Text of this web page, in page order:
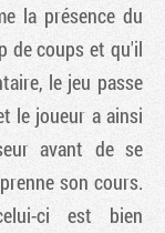
la présence du
de coups et qu'il
le jeu passe
le joueur a ainsi
avant de se
son cours.
ci est bien